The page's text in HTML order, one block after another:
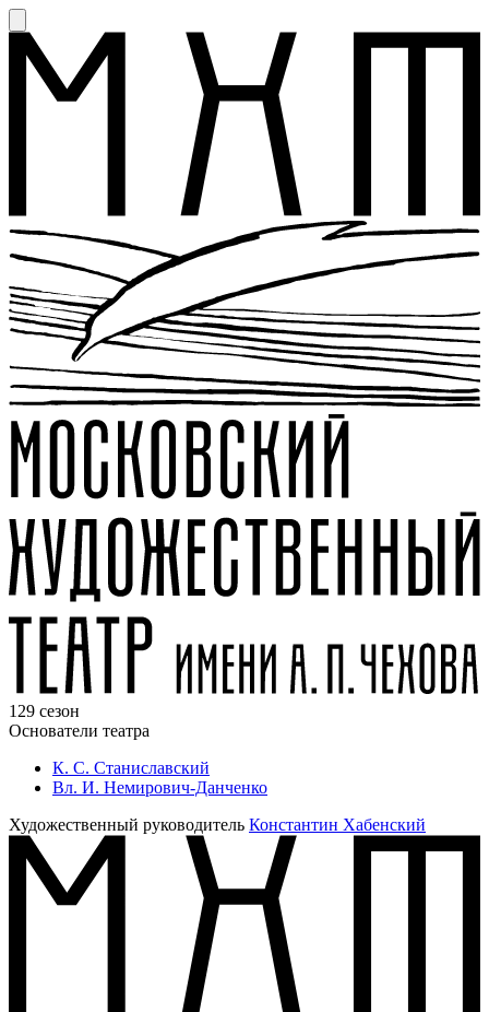
129 сезон
Основатели театра
К. С. Станиславский
Вл. И. Немирович-Данченко
Художественный руководитель Константин Хабенский